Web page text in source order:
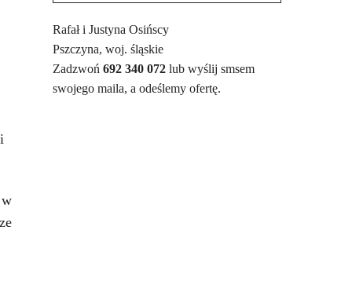
Rafał i Justyna Osińscy
Pszczyna, woj. śląskie
Zadzwoń 692 340 072 lub wyślij smsem
swojego maila, a odeślemy ofertę.